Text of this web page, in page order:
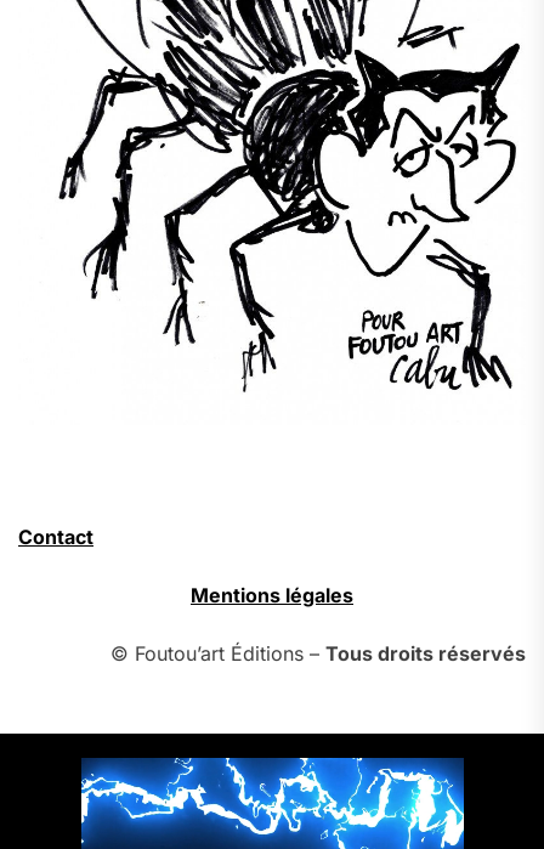
Contact
Mentions légales
© Foutou’art Éditions – Tous droits réservés